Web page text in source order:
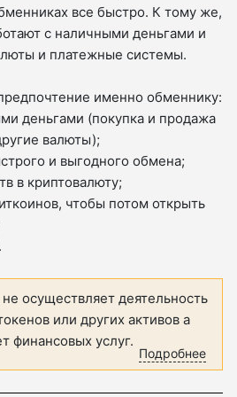
все быстро. К тому же,
с наличными деньгами и
и платежные системы.
именно обменнику:
деньгами (покупка и продажа
валюты);
и выгодного обмена;
в криптовалюту;
чтобы потом открыть
осуществляет деятельность
или других активов а
финансовых услуг.
Подробнее